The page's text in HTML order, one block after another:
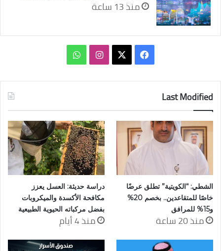
منذ 13 ساعة
فيسبوك انستقرامواتساب
Last Modified
الشطي: “الكويتية” تطلق عرضًا
خاصًا للمتقاعدين.. بخصم 20%
و15% للمرافق
منذ 20 ساعة
دراسة حديثة: العسل يعزز
مكافحة الأكسدة والميكروبات
بفضل مركباته الحيوية الطبيعية
منذ 4 أيام